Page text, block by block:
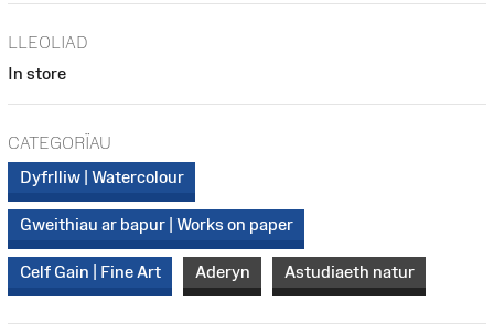
LLEOLIAD
In store
CATEGORÏAU
Dyfrlliw | Watercolour
Gweithiau ar bapur | Works on paper
Celf Gain | Fine Art Aderyn Astudiaeth natur